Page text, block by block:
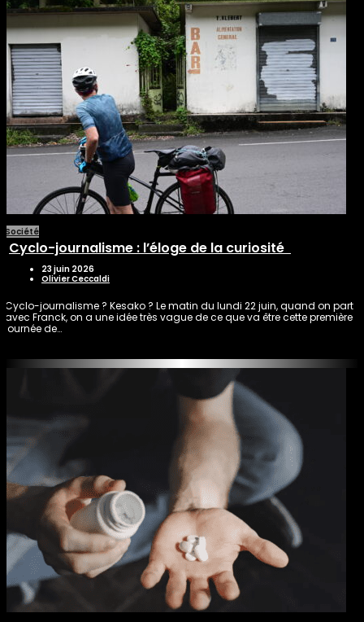
Société
Cyclo-journalisme : l’éloge de la curiosité
23 juin 2026
Olivier Ceccaldi
Cyclo-journalisme ? Kesako ? Le matin du lundi 22 juin, quand on part
avec Franck, on a une idée très vague de ce que va être cette première
journée de…